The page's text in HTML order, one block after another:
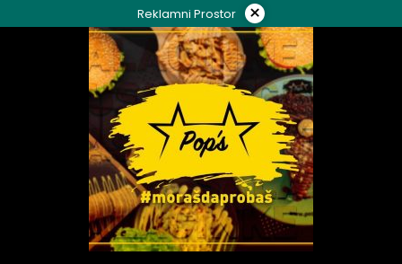
to
Reklamni Prostor ×